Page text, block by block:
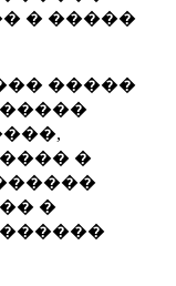
� �����
�����
�
�